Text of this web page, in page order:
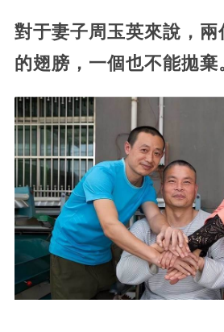
對于妻子周玉英來說，
的翅膀，一個也不能拋棄